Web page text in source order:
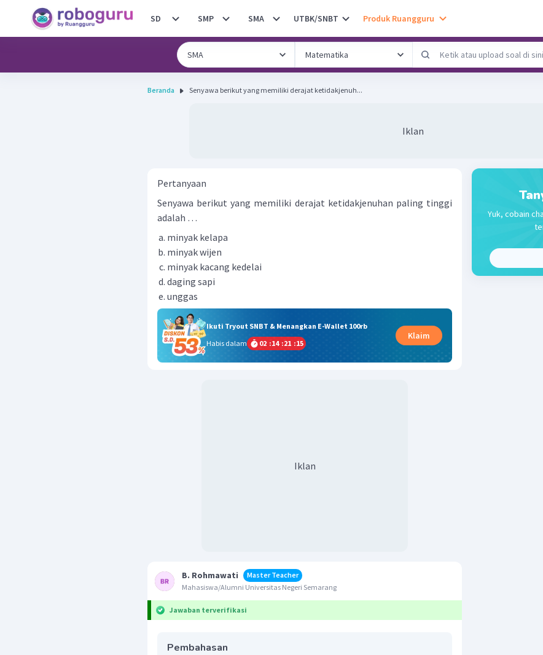
SD SMP SMA UTBK/SNBT Produk Ruangguru
Beranda Senyawa berikut yang memiliki derajat ketidakjenuh...
Iklan
Pertanyaan
Senyawa berikut yang memiliki derajat ketidakjenuhan paling tinggi
adalah …
minyak kelapa
minyak wijen
minyak kacang kedelai
daging sapi
unggas
Ikuti Tryout SNBT & Menangkan E-Wallet 100rb
Habis dalam
02 :14 :21 :15
Klaim
Iklan
B. Rohmawati
Master Teacher
Mahasiswa/Alumni Universitas Negeri Semarang
Jawaban terverifikasi
Pembahasan
Yuk, cobain